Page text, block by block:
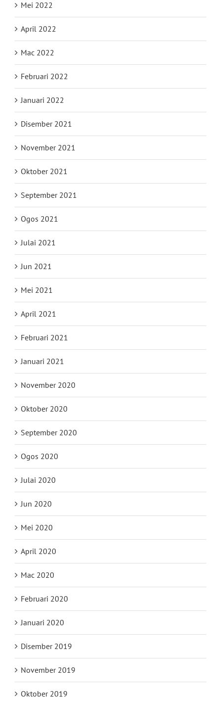
Mei 2022
April 2022
Mac 2022
Februari 2022
Januari 2022
Disember 2021
November 2021
Oktober 2021
September 2021
Ogos 2021
Julai 2021
Jun 2021
Mei 2021
April 2021
Februari 2021
Januari 2021
November 2020
Oktober 2020
September 2020
Ogos 2020
Julai 2020
Jun 2020
Mei 2020
April 2020
Mac 2020
Februari 2020
Januari 2020
Disember 2019
November 2019
Oktober 2019